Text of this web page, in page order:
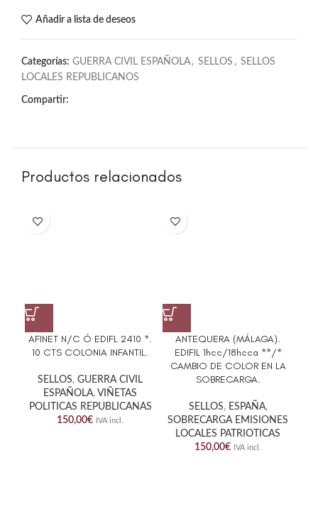
Añadir a lista de deseos
Categorías: GUERRA CIVIL ESPAÑOLA , SELLOS , SELLOS
LOCALES REPUBLICANOS
Compartir:
Productos relacionados
AFINET N/C Ó EDIFL 2410 *.
10 CTS COLONIA INFANTIL.
SELLOS, GUERRA CIVIL
ESPAÑOLA, VIÑETAS
POLITICAS REPUBLICANAS
150,00€ IVA incl.
ANTEQUERA (MÁLAGA).
EDIFIL 1hcc/18hcca **/*
CAMBIO DE COLOR EN LA
SOBRECARGA.
SELLOS, ESPAÑA,
SOBRECARGA EMISIONES
LOCALES PATRIOTICAS
150,00€ IVA incl.